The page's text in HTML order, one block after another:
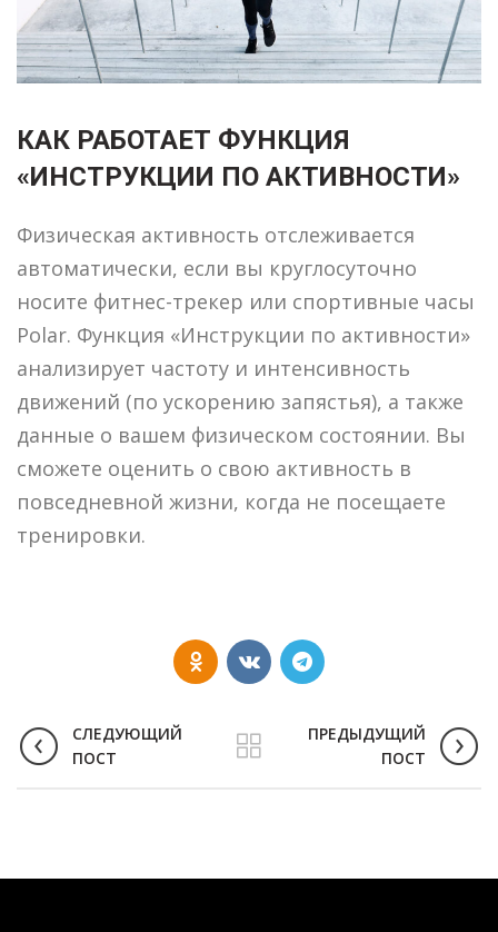
КАК РАБОТАЕТ ФУНКЦИЯ
«ИНСТРУКЦИИ ПО АКТИВНОСТИ»
Физическая активность отслеживается
автоматически, если вы круглосуточно
носите фитнес-трекер или спортивные часы
Polar. Функция «Инструкции по активности»
анализирует частоту и интенсивность
движений (по ускорению запястья), а также
данные о вашем физическом состоянии. Вы
сможете оценить о свою активность в
повседневной жизни, когда не посещаете
тренировки.
СЛЕДУЮЩИЙ
ПОСТ
ПРЕДЫДУЩИЙ
ПОСТ